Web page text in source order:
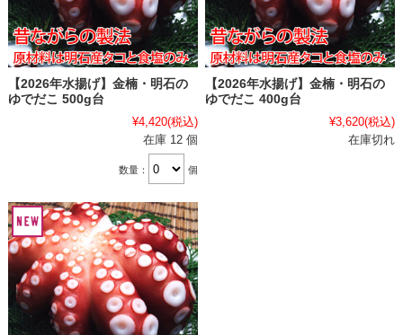
【2026年水揚げ】金楠・明石の
ゆでだこ 500g台
¥4,420(税込)
在庫 12 個
数量： 個
【2026年水揚げ】金楠・明石の
ゆでだこ 400g台
¥3,620(税込)
在庫切れ